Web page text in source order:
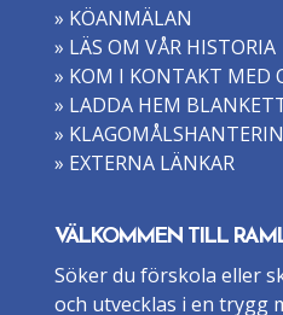
» KÖANMÄLAN
» LÄS OM VÅR HISTORIA
» KOM I KONTAKT MED
» LADDA HEM
»
» EXTERNA LÄNKAR
VÄLKOMMEN TILL
Söker du förskola eller
och utvecklas i en trygg